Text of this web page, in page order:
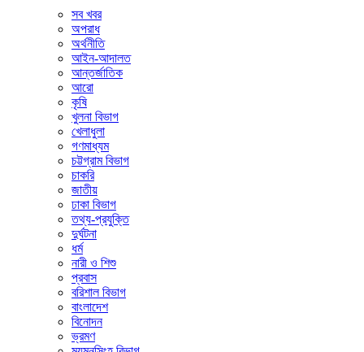
সব খবর
অপরাধ
অর্থনীতি
আইন-আদালত
আন্তর্জাতিক
আরো
কৃষি
খুলনা বিভাগ
খেলাধুলা
গণমাধ্যম
চট্টগ্রাম বিভাগ
চাকরি
জাতীয়
ঢাকা বিভাগ
তথ্য-প্রযুক্তি
দুর্ঘটনা
ধর্ম
নারী ও শিশু
প্রবাস
বরিশাল বিভাগ
বাংলাদেশ
বিনোদন
ভ্রমণ